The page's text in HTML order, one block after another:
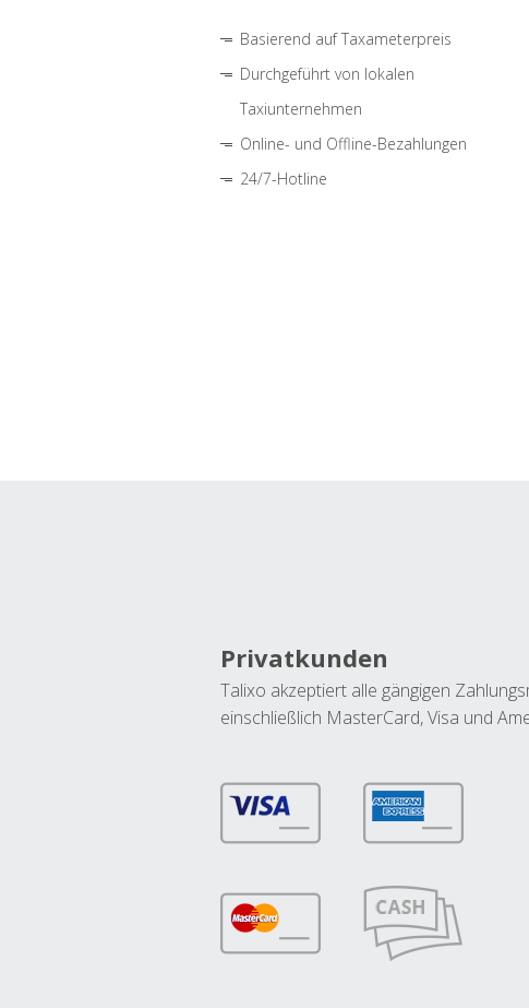
Basierend auf Taxameterpreis
Durchgeführt von lokalen
Taxiunternehmen
Online- und Offline-Bezahlungen
24/7-Hotline
Privatkunden
Talixo akzeptiert alle gängigen
einschließlich MasterCard, Visa und